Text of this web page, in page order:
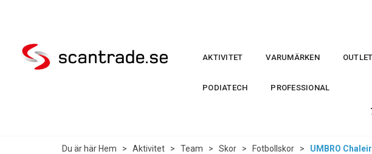
AKTIVITET VARUMÄRKEN OUTLET
PODIATECH PROFESSIONAL
Du är här Hem > Aktivitet > Team > Skor > Fotbollskor > UMBRO